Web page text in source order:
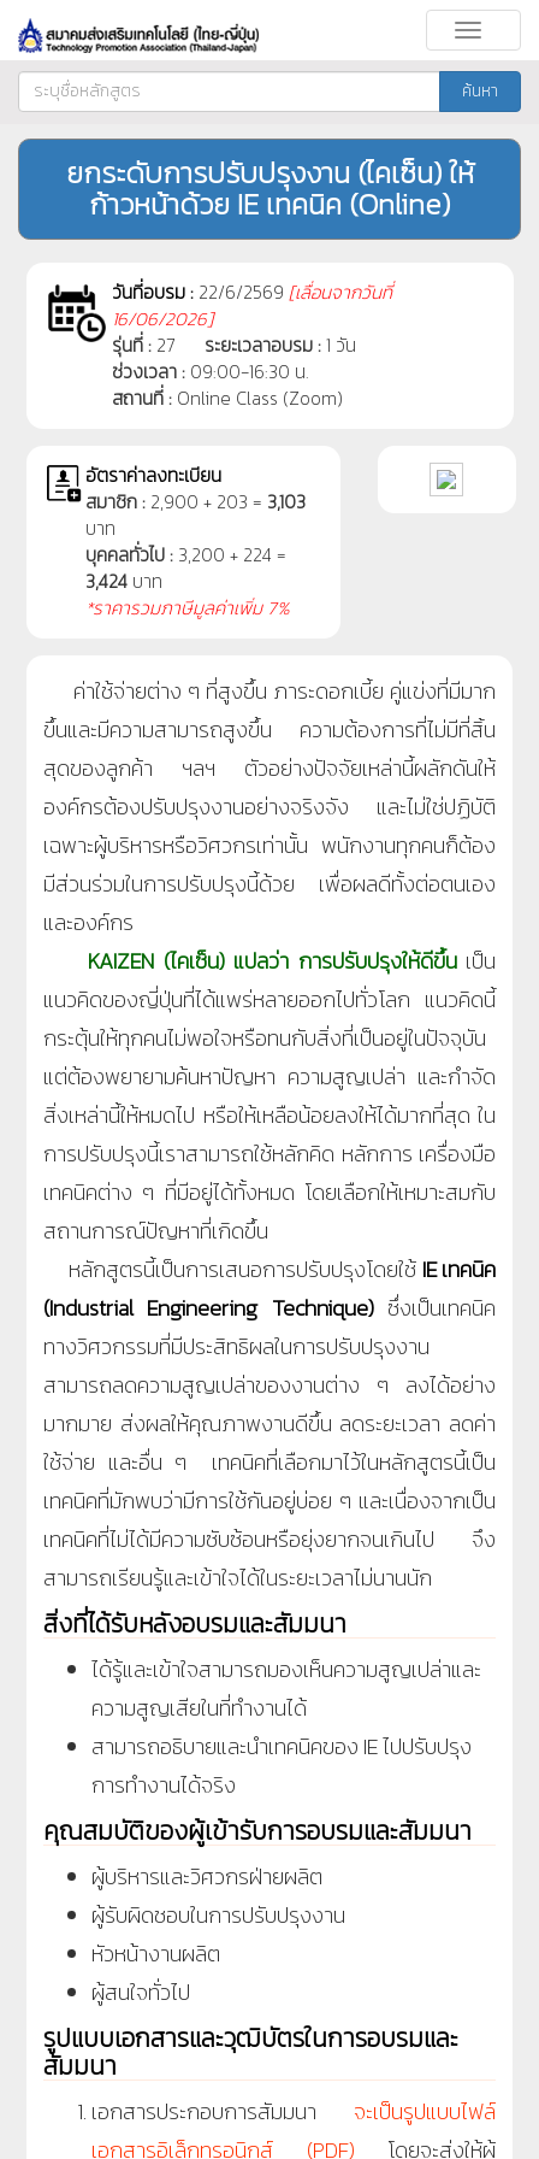
Toggle
ค้นหา
ยกระดับการปรับปรุงงาน (ไคเซ็น) ให้
ก้าวหน้าด้วย IE เทคนิค (Online)
วันที่อบรม : 22/6/2569 [เลื่อนจากวันที่
16/06/2026]
รุ่นที่ : 27 ระยะเวลาอบรม :1 วัน
ช่วงเวลา : 09:00-16:30 น.
สถานที่ : Online Class (Zoom)
อัตราค่าลงทะเบียน
สมาชิก : 2,900 + 203 = 3,103
บาท
บุคคลทั่วไป : 3,200 + 224 =
3,424 บาท
*ราคารวมภาษีมูลค่าเพิ่ม 7%
ค่าใช้จ่ายต่าง ๆ ที่สูงขึ้น ภาระดอกเบี้ย คู่แข่งที่มีมาก
ขึ้นและมีความสามารถสูงขึ้น ความต้องการที่ไม่มีที่สิ้น
สุดของลูกค้า ฯลฯ ตัวอย่างปัจจัยเหล่านี้ผลักดันให้
องค์กรต้องปรับปรุงงานอย่างจริงจัง และไม่ใช่ปฏิบัติ
เฉพาะผู้บริหารหรือวิศวกรเท่านั้น พนักงานทุกคนก็ต้อง
มีส่วนร่วมในการปรับปรุงนี้ด้วย เพื่อผลดีทั้งต่อตนเอง
และองค์กร
KAIZEN (ไคเซ็น)แปลว่า การปรับปรุงให้ดีขึ้น เป็น
แนวคิดของญี่ปุ่นที่ได้แพร่หลายออกไปทั่วโลก แนวคิดนี้
กระตุ้นให้ทุกคนไม่พอใจหรือทนกับสิ่งที่เป็นอยู่ในปัจจุบัน
แต่ต้องพยายามค้นหาปัญหา ความสูญเปล่า และกำจัด
สิ่งเหล่านี้ให้หมดไป หรือให้เหลือน้อยลงให้ได้มากที่สุด ใน
การปรับปรุงนี้เราสามารถใช้หลักคิด หลักการ เครื่องมือ
เทคนิคต่าง ๆ ที่มีอยู่ได้ทั้งหมด โดยเลือกให้เหมาะสมกับ
สถานการณ์ปัญหาที่เกิดขึ้น
หลักสูตรนี้เป็นการเสนอการปรับปรุงโดยใช้ IE เทคนิค
(Industrial Engineering Technique)ซึ่งเป็นเทคนิค
ทางวิศวกรรมที่มีประสิทธิผลในการปรับปรุงงาน
สามารถลดความสูญเปล่าของงานต่าง ๆ ลงได้อย่าง
มากมาย ส่งผลให้คุณภาพงานดีขึ้น ลดระยะเวลา ลดค่า
ใช้จ่าย และอื่น ๆ เทคนิคที่เลือกมาไว้ในหลักสูตรนี้เป็น
เทคนิคที่มักพบว่ามีการใช้กันอยู่บ่อย ๆ และเนื่องจากเป็น
เทคนิคที่ไม่ได้มีความซับซ้อนหรือยุ่งยากจนเกินไป จึง
สามารถเรียนรู้และเข้าใจได้ในระยะเวลาไม่นานนัก
สิ่งที่ได้รับหลังอบรมและสัมมนา
ได้รู้และเข้าใจสามารถมองเห็นความสูญเปล่าและ
ความสูญเสียในที่ทำงานได้
สามารถอธิบายและนำเทคนิคของ IE ไปปรับปรุง
การทำงานได้จริง
คุณสมบัติของผู้เข้ารับการอบรมและสัมมนา
ผู้บริหารและวิศวกรฝ่ายผลิต
ผู้รับผิดชอบในการปรับปรุงงาน
หัวหน้างานผลิต
ผู้สนใจทั่วไป
รูปแบบเอกสารและวุฒิบัตรในการอบรมและ
สัมมนา
เอกสารประกอบการสัมมนา จะเป็นรูปแบบไฟล์
เอกสารอิเล็กทรอนิกส์ (PDF) โดยจะส่งให้ผู้